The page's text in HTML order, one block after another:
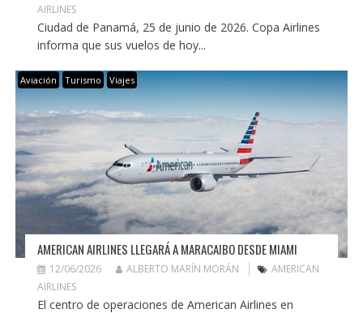
AIRLINES
Ciudad de Panamá, 25 de junio de 2026. Copa Airlines
informa que sus vuelos de hoy...
Aviación Turismo Viajes
AMERICAN AIRLINES LLEGARÁ A MARACAIBO DESDE MIAMI
12/06/2026 ALBERTO MARÍN MORÁN
AMERICAN
AIRLINES
El centro de operaciones de American Airlines en